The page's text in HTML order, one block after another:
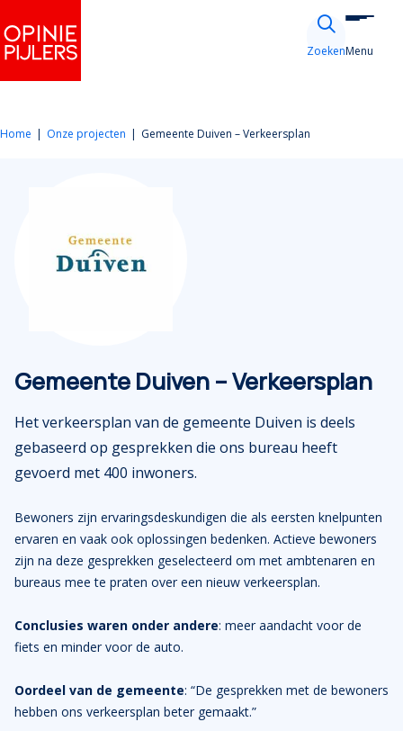
ZoekenMenu
Home Onze projecten Gemeente Duiven – Verkeersplan
Gemeente Duiven – Verkeersplan
Het verkeersplan van de gemeente Duiven is deels
gebaseerd op gesprekken die ons bureau heeft
gevoerd met 400 inwoners.
Bewoners zijn ervaringsdeskundigen die als eersten knelpunten
ervaren en vaak ook oplossingen bedenken. Actieve bewoners
zijn na deze gesprekken geselecteerd om met ambtenaren en
bureaus mee te praten over een nieuw verkeersplan.
Conclusies waren onder andere: meer aandacht voor de
fiets en minder voor de auto.
Oordeel van de gemeente: “De gesprekken met de bewoners
hebben ons verkeersplan beter gemaakt.”